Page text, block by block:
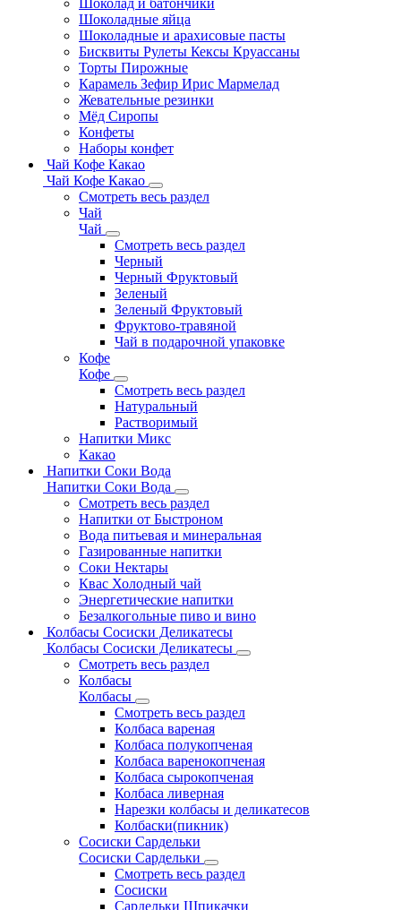
Шоколад и батончики
Шоколадные яйца
Шоколадные и арахисовые пасты
Бисквиты Рулеты Кексы Круассаны
Торты Пирожные
Карамель Зефир Ирис Мармелад
Жевательные резинки
Мёд Сиропы
Конфеты
Наборы конфет
Чай Кофе Какао
Чай Кофе Какао
Смотреть весь раздел
Чай
Чай
Смотреть весь раздел
Черный
Черный Фруктовый
Зеленый
Зеленый Фруктовый
Фруктово-травяной
Чай в подарочной упаковке
Кофе
Кофе
Смотреть весь раздел
Натуральный
Растворимый
Напитки Микс
Какао
Напитки Соки Вода
Напитки Соки Вода
Смотреть весь раздел
Напитки от Быстроном
Вода питьевая и минеральная
Газированные напитки
Соки Нектары
Квас Холодный чай
Энергетические напитки
Безалкогольные пиво и вино
Колбасы Сосиски Деликатесы
Колбасы Сосиски Деликатесы
Смотреть весь раздел
Колбасы
Колбасы
Смотреть весь раздел
Колбаса вареная
Колбаса полукопченая
Колбаса варенокопченая
Колбаса сырокопченая
Колбаса ливерная
Нарезки колбасы и деликатесов
Колбаски(пикник)
Сосиски Сардельки
Сосиски Сардельки
Смотреть весь раздел
Сосиски
Сардельки Шпикачки